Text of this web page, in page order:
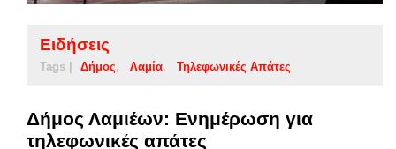
Ειδήσεις
Tags | Δήμος Λαμία Τηλεφωνικές Απάτες
Δήμος Λαμιέων: Ενημέρωση για
τηλεφωνικές απάτες